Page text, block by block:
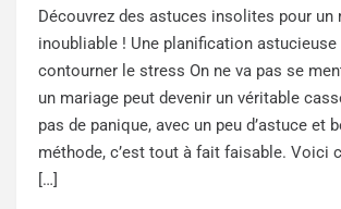
Découvrez des astuces insolites pour un
inoubliable ! Une planification astucieuse
contourner le stress On ne va pas se
un mariage peut devenir un véritable
pas de panique, avec un peu d’astuce et
méthode, c’est tout à fait faisable. Voici
[…]